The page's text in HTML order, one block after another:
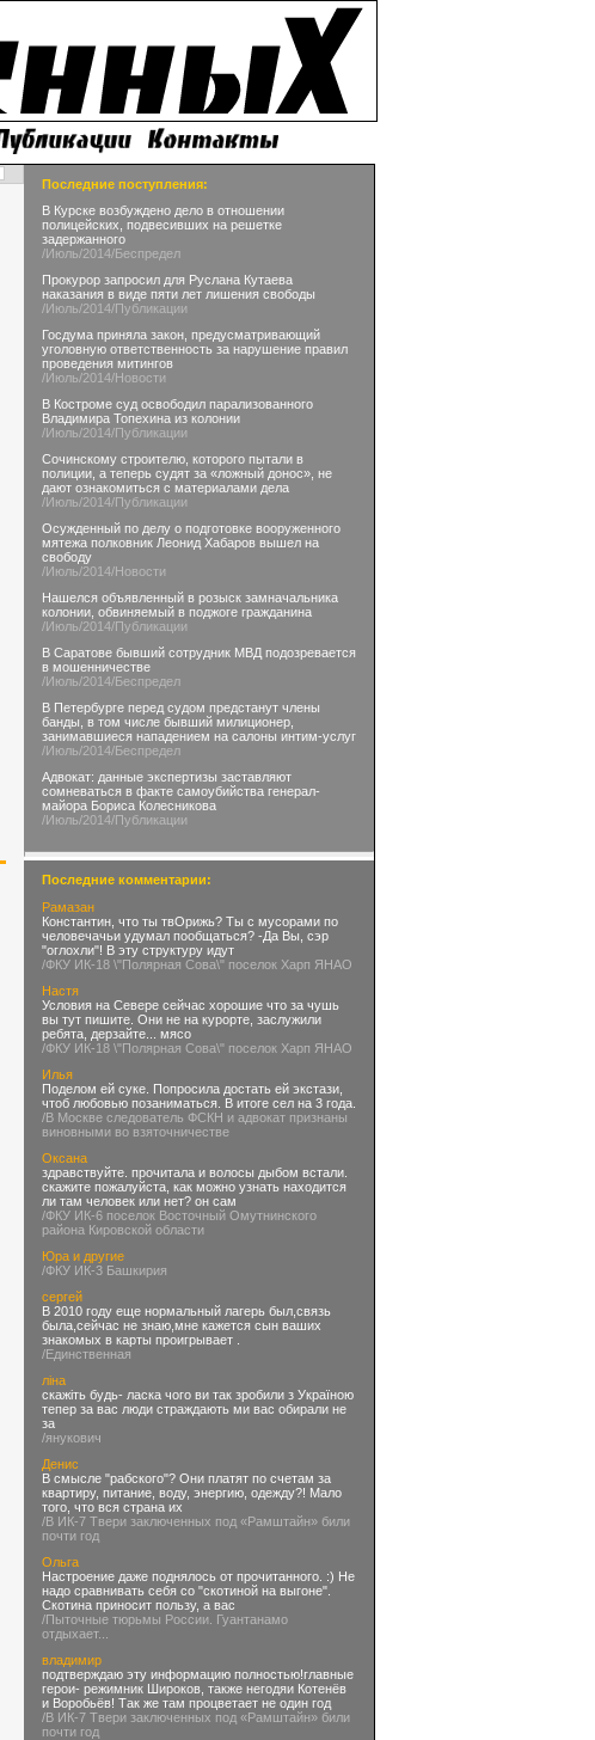
Последние поступления:
В Курске возбуждено дело в отношении
полицейских, подвесивших на решетке
задержанного
/Июль/2014/Беспредел
Прокурор запросил для Руслана Кутаева
наказания в виде пяти лет лишения свободы
/Июль/2014/Публикации
Госдума приняла закон, предусматривающий
уголовную ответственность за нарушение правил
проведения митингов
/Июль/2014/Новости
В Костроме суд освободил парализованного
Владимира Топехина из колонии
/Июль/2014/Публикации
Сочинскому строителю, которого пытали в
полиции, а теперь судят за «ложный донос», не
дают ознакомиться с материалами дела
/Июль/2014/Публикации
Осужденный по делу о подготовке вооруженного
мятежа полковник Леонид Хабаров вышел на
свободу
/Июль/2014/Новости
Нашелся объявленный в розыск замначальника
колонии, обвиняемый в поджоге гражданина
/Июль/2014/Публикации
В Саратове бывший сотрудник МВД подозревается
в мошенничестве
/Июль/2014/Беспредел
В Петербурге перед судом предстанут члены
банды, в том числе бывший милиционер,
занимавшиеся нападением на салоны интим-услуг
/Июль/2014/Беспредел
Адвокат: данные экспертизы заставляют
сомневаться в факте самоубийства генерал-
майора Бориса Колесникова
/Июль/2014/Публикации
Последние комментарии:
Рамазан
Константин, что ты твОрижь? Ты с мусорами по
человечачьи удумал пообщаться? -Да Вы, сэр
"оглохли"! В эту структуру идут
/ФКУ ИК-18 \"Полярная Сова\" поселок Харп ЯНАО
Настя
Условия на Севере сейчас хорошие что за чушь
вы тут пишите. Они не на курорте, заслужили
ребята, дерзайте... мясо
/ФКУ ИК-18 \"Полярная Сова\" поселок Харп ЯНАО
Илья
Поделом ей суке. Попросила достать ей экстази,
чтоб любовью позаниматься. В итоге сел на 3 года.
/В Москве следователь ФСКН и адвокат признаны
виновными во взяточничестве
Оксана
здравствуйте. прочитала и волосы дыбом встали.
скажите пожалуйста, как можно узнать находится
ли там человек или нет? он сам
/ФКУ ИК-6 поселок Восточный Омутнинского
района Кировской области
Юра и другие
/ФКУ ИК-3 Башкирия
сергей
В 2010 году еще нормальный лагерь был,связь
была,сейчас не знаю,мне кажется сын ваших
знакомых в карты проигрывает .
/Единственная
ліна
скажіть будь- ласка чого ви так зробили з Україною
тепер за вас люди страждають ми вас обирали не
за
/янукович
Денис
В смысле "рабского"? Они платят по счетам за
квартиру, питание, воду, энергию, одежду?! Мало
того, что вся страна их
/В ИК-7 Твери заключенных под «Рамштайн» били
почти год
Ольга
Настроение даже поднялось от прочитанного. :) Не
надо сравнивать себя со "скотиной на выгоне".
Скотина приносит пользу, а вас
/Пыточные тюрьмы России. Гуантанамо
отдыхает...
владимир
подтверждаю эту информацию полностью!главные
герои- режимник Широков, также негодяи Котенёв
и Воробьёв! Так же там процветает не один год
/В ИК-7 Твери заключенных под «Рамштайн» били
почти год